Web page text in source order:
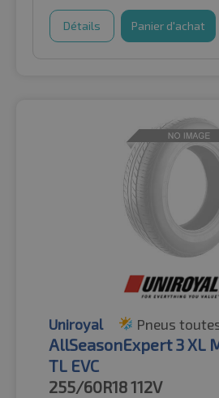
Détails Panier d'achat
Uniroyal Pneus
AllSeasonExpert 3 XL
TL EVC
255/60R18112V